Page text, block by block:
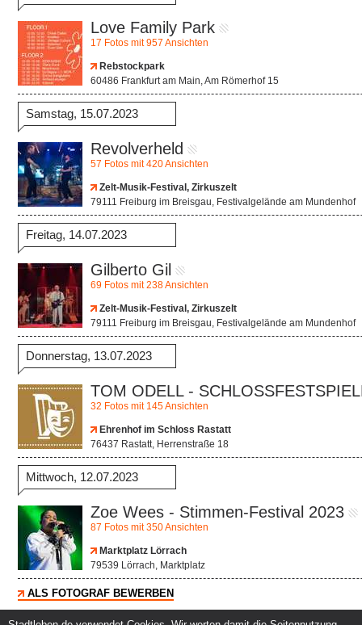
Love Family Park
17 Fotos mit 957 Ansichten
Rebstockpark
60486 Frankfurt am Main, Am Römerhof 15
Samstag, 15.07.2023
Revolverheld
57 Fotos mit 420 Ansichten
Zelt-Musik-Festival, Zirkuszelt
79111 Freiburg im Breisgau, Festivalgelände am Mundenhof
Freitag, 14.07.2023
Gilberto Gil
69 Fotos mit 238 Ansichten
Zelt-Musik-Festival, Zirkuszelt
79111 Freiburg im Breisgau, Festivalgelände am Mundenhof
Donnerstag, 13.07.2023
TOM ODELL -
32 Fotos mit 145 Ansichten
Ehrenhof im Schloss Rastatt
76437 Rastatt, Herrenstraße 18
Mittwoch, 12.07.2023
Zoe Wees - Stimmen-Festival 2023
87 Fotos mit 350 Ansichten
Marktplatz Lörrach
79539 Lörrach, Marktplatz
ALS FOTOGRAF BEWERBEN